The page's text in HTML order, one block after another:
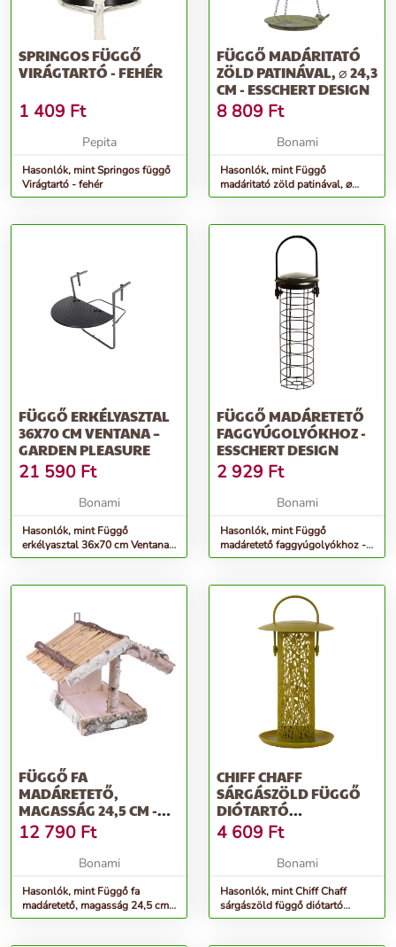
SPRINGOS FÜGGŐ
VIRÁGTARTÓ - FEHÉR
1 409 Ft
Pepita
Hasonlók, mint Springos függő
Virágtartó - fehér
FÜGGŐ MADÁRITATÓ
ZÖLD PATINÁVAL, ⌀ 24,3
CM - ESSCHERT DESIGN
8 809 Ft
Bonami
Hasonlók, mint Függő
madáritató zöld patinával, ⌀
24,3 cm - Esschert Design
FÜGGŐ ERKÉLYASZTAL
36X70 CM VENTANA –
GARDEN PLEASURE
21 590 Ft
Bonami
Hasonlók, mint Függő
erkélyasztal 36x70 cm Ventana
– Garden Pleasure
FÜGGŐ MADÁRETETŐ
FAGGYÚGOLYÓKHOZ -
ESSCHERT DESIGN
2 929 Ft
Bonami
Hasonlók, mint Függő
madáretető faggyúgolyókhoz -
Esschert Design
FÜGGŐ FA
MADÁRETETŐ,
MAGASSÁG 24,5 CM -
ESSCHERT DESIGN
12 790 Ft
Bonami
Hasonlók, mint Függő fa
madáretető, magasság 24,5 cm -
Esschert Design
CHIFF CHAFF
SÁRGÁSZÖLD FÜGGŐ
DIÓTARTÓ
MADÁRETETŐ -
ESSCHERT DESIGN
4 609 Ft
Bonami
Hasonlók, mint Chiff Chaff
sárgászöld függő diótartó
madáretető - Esschert Design